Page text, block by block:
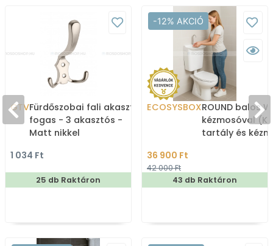
GTVFürdőszobai fali akasztó,
fogas - 3 akasztós -
Matt nikkel
1 034 Ft
25 db Raktáron
-12% AKCIÓ
ECOSYSBOXROUND balos
kézmosóval
tartály és
36 900 Ft
42 000 Ft
43 db Raktáron